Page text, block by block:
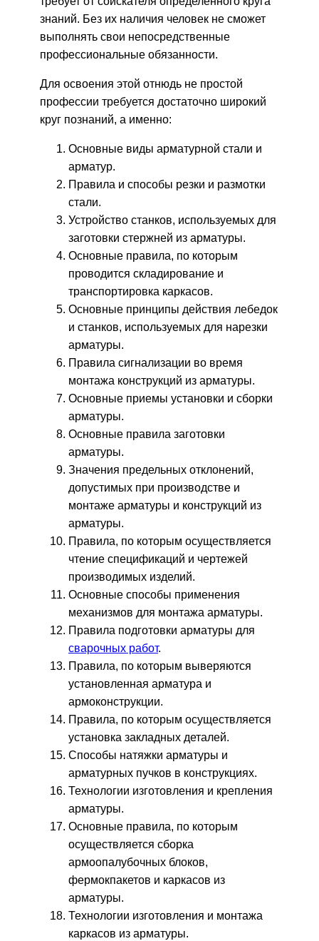
знаний. Без их наличия человек не сможет
выполнять свои непосредственные
профессиональные обязанности.
Для освоения этой отнюдь не простой
профессии требуется достаточно широкий
круг познаний, а именно:
Основные виды арматурной стали и
арматур.
Правила и способы резки и размотки
стали.
Устройство станков, используемых для
заготовки стержней из арматуры.
Основные правила, по которым
проводится складирование и
транспортировка каркасов.
Основные принципы действия лебедок
и станков, используемых для нарезки
арматуры.
Правила сигнализации во время
монтажа конструкций из арматуры.
Основные приемы установки и сборки
арматуры.
Основные правила заготовки
арматуры.
Значения предельных отклонений,
допустимых при производстве и
монтаже арматуры и конструкций из
арматуры.
Правила, по которым осуществляется
чтение спецификаций и чертежей
производимых изделий.
Основные способы применения
механизмов для монтажа арматуры.
Правила подготовки арматуры для
сварочных работ.
Правила, по которым выверяются
установленная арматура и
армоконструкции.
Правила, по которым осуществляется
установка закладных деталей.
Способы натяжки арматуры и
арматурных пучков в конструкциях.
Технологии изготовления и крепления
арматуры.
Основные правила, по которым
осуществляется сборка
армоопалубочных блоков,
фермокпакетов и каркасов из
арматуры.
Технологии изготовления и монтажа
каркасов из арматуры.